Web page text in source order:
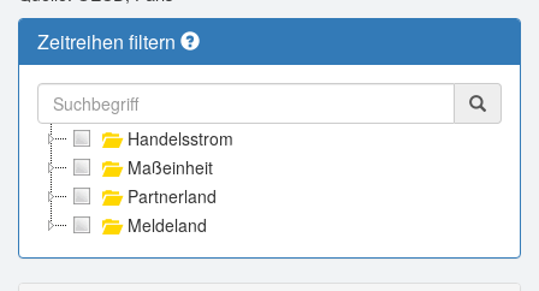
Zeitreihen filtern
Handelsstrom
Maßeinheit
Partnerland
Meldeland